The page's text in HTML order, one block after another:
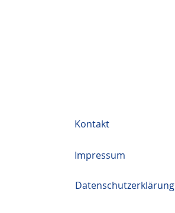
Kontakt
Impressum
Datenschutzerklärung